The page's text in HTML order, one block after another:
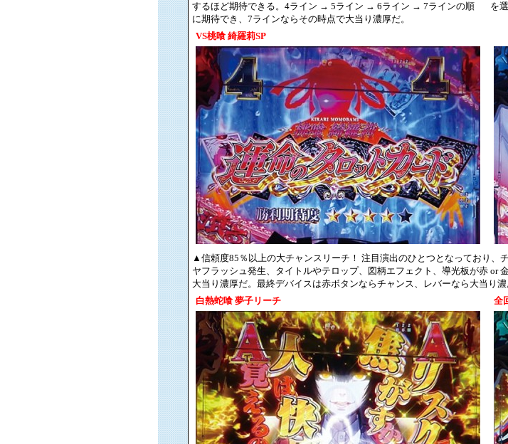
するほど期待できる。4ライン → 5ライン → 6ライン → 7ラインの順
に期待でき、7ラインならその時点で大当り濃厚だ。
を
VS桃喰 綺羅莉SP
▲信頼度85％以上の大チャンスリーチ！ 注目演出のひとつとなっており、
ヤフラッシュ発生、タイトルやテロップ、図柄エフェクト、導光板が赤 or
大当り濃厚だ。最終デバイスは赤ボタンならチャンス、レバーなら大当り濃
白熱蛇喰 夢子リーチ
全